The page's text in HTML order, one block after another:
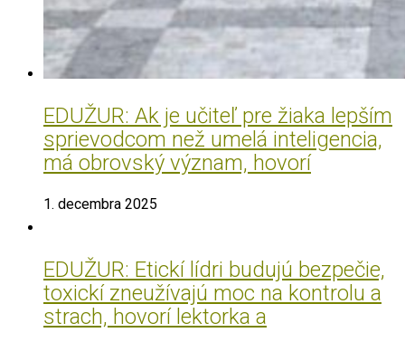
EDUŽUR: Ak je učiteľ pre žiaka lepším
sprievodcom než umelá inteligencia,
má obrovský význam, hovorí
1. decembra 2025
EDUŽUR: Etickí lídri budujú bezpečie,
toxickí zneužívajú moc na kontrolu a
strach, hovorí lektorka a